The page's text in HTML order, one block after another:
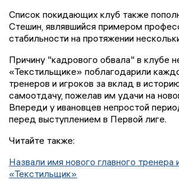
Список покидающих клуб также
Стешин, являвшийся примером
стабильности на протяжении
Причину "кадрового обвала" в клубе
«Текстильщике» поблагодарили
тренеров и игроков за вклад в
самоотдачу, пожелав им удачи на
Впереди у ивановцев непростой
перед выступлением в Первой лиге.
Читайте также:
Назвали имя нового главного
«Текстильщик»